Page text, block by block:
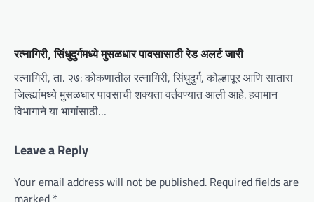
रत्नागिरी, सिंधुदुर्गमध्ये मुसळधार पावसासाठी रेड अलर्ट जारी
रत्नागिरी, ता. २७: कोकणातील रत्नागिरी, सिंधुदुर्ग, कोल्हापूर आणि सातारा
जिल्ह्यांमध्ये मुसळधार पावसाची शक्यता वर्तवण्यात आली आहे. हवामान
विभागाने या भागांसाठी…
Leave a Reply
Your email address will not be published. Required fields are
marked *